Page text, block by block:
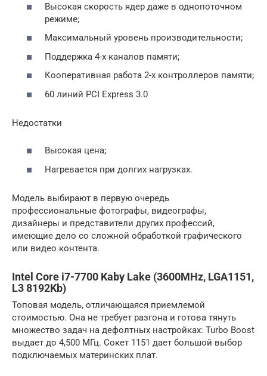
Высокая скорость ядер даже в однопоточном
режиме;
Максимальный уровень производительности;
Поддержка 4-х каналов памяти;
Кооперативная работа 2-х контроллеров памяти;
60 линий PCI Express 3.0
Недостатки
Высокая цена;
Нагревается при долгих нагрузках.
Модель выбирают в первую очередь
профессиональные фотографы, видеографы,
дизайнеры и представители других профессий,
имеющие дело со сложной обработкой графического
или видео контента.
Intel Core i7-7700 Kaby Lake (3600MHz, LGA1151,
L3 8192Kb)
Топовая модель, отличающаяся приемлемой
стоимостью. Она не требует разгона и готова тянуть
множество задач на дефолтных настройках: Turbo Boost
выдает до 4,500 МГц. Сокет 1151 дает большой выбор
подключаемых материнских плат.